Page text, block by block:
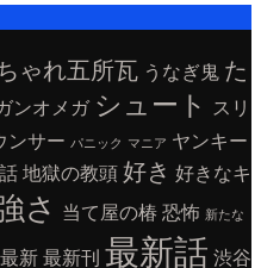
ゃれ五所瓦 うなぎ鬼 た
ンオメガ シュート
スリ
ンサー パニック マニア ヤンキー
地獄の教頭 好き 好きなキ
さ 当て屋の椿 恐怖 新たな
最新 最新刊 最新話 渋谷